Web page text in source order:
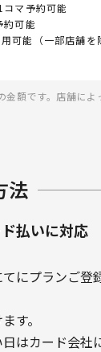
コマ予約可能
約可能
可能（一部店舗
金額です。店舗によ
法
払いに対応
にプランご登
す。
はカード会社